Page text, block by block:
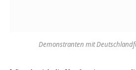
Demonstranten mit